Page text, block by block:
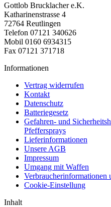
Gottlob Brucklacher e.K.
Katharinenstrasse 4
72764 Reutlingen
Telefon 07121 340626
Mobil 0160 6934315
Fax 07121 371718
Informationen
Vertrag widerrufen
Kontakt
Datenschutz
Batteriegesetz
Gefahren- und
Pfeffersprays
Lieferinformationen
Unsere AGB
Impressum
Umgang mit Waffen
Verbraucherinformationen
Cookie-Einstellung
Inhalt